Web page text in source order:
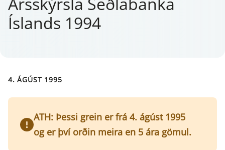
Íslands 1994
4. ÁGÚST 1995
ATH: Þessi grein er frá 4. ágúst 1995
og er því orðin meira en 5 ára gömul.